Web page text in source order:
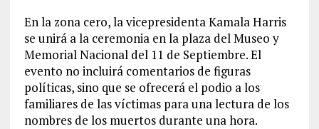
En la zona cero, la vicepresidenta Kamala Harris
se unirá a la ceremonia en la plaza del Museo y
Memorial Nacional del 11 de Septiembre. El
evento no incluirá comentarios de figuras
políticas, sino que se ofrecerá el podio a los
familiares de las víctimas para una lectura de los
nombres de los muertos durante una hora.